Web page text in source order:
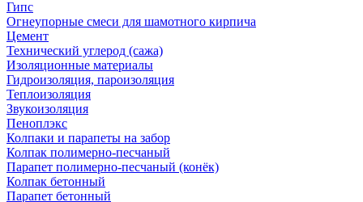
Гипс
Огнеупорные смеси для шамотного кирпича
Цемент
Технический углерод (сажа)
Изоляционные материалы
Гидроизоляция, пароизоляция
Теплоизоляция
Звукоизоляция
Пеноплэкс
Колпаки и парапеты на забор
Колпак полимерно-песчаный
Парапет полимерно-песчаный (конёк)
Колпак бетонный
Парапет бетонный